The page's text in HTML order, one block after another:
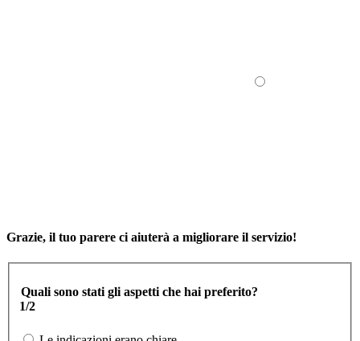
Grazie, il tuo parere ci aiuterà a migliorare il servizio!
Quali sono stati gli aspetti che hai preferito?
1/2